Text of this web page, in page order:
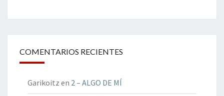
COMENTARIOS RECIENTES
Garikoitz en 2 – ALGO DE MÍ